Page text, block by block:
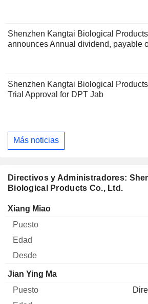
Shenzhen Kangtai Biological
announces Annual dividend, payable
Shenzhen Kangtai Biological
Trial Approval for DPT Jab
Más noticias
Directivos y Administradores:
Biological Products Co., Ltd.
Director Puesto
Xiang Miao
Jian Ying Ma